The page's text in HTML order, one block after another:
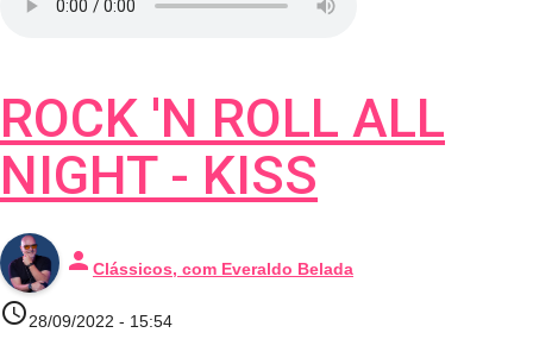
ROCK 'N ROLL ALL
NIGHT - KISS
person Clássicos, com Everaldo Belada
access_time28/09/2022 - 15:54